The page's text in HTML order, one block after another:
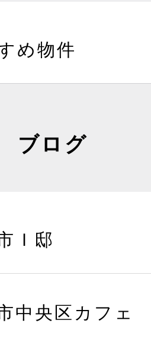
め物件
ブログ
Ｉ邸
中央区カフェ